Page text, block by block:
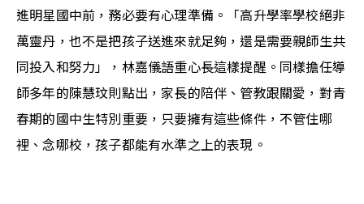
進明星國中前，務必要有心理準備。「高升學率學校絕非
萬靈丹，也不是把孩子送進來就足夠，還是需要親師生共
同投入和努力」，林嘉儀語重心長這樣提醒。同樣擔任導
師多年的陳慧玟則點出，家長的陪伴、管教跟關愛，對青
春期的國中生特別重要，只要擁有這些條件，不管住哪
裡、念哪校，孩子都能有水準之上的表現。